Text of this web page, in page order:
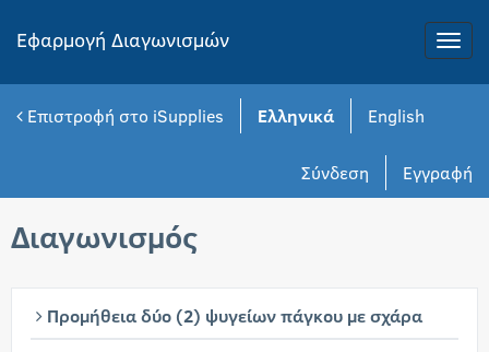
Toggle
Εφαρμογή Διαγωνισμών
Επιστροφή στο iSupplies Ελληνικά English
Εγγραφή
Σύνδεση
Διαγωνισμός
Προμήθεια δύο (2) ψυγείων πάγκου με σχάρα